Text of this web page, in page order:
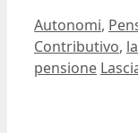
Categorie
Autonomi,
Contributivo,
pensione